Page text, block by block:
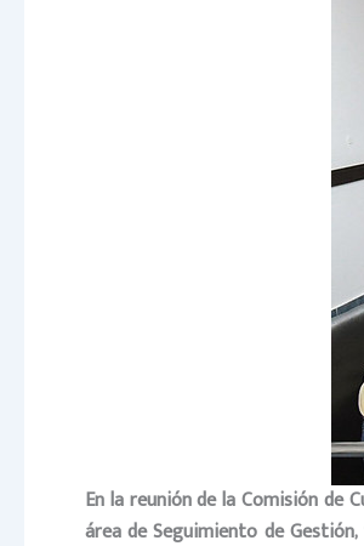
En la reunión de la Comisión de
área de Seguimiento de